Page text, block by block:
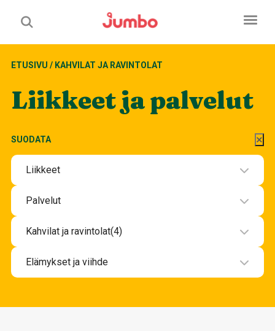
ETUSIVU / KAHVILAT JA RAVINTOLAT
Liikkeet ja palvelut
SUODATA
Elämykset ja viihde
Kahvilat ja ravintolat(4)
Liikkeet
Korut ja lahjatavarat
Palvelut
Muut palvelut